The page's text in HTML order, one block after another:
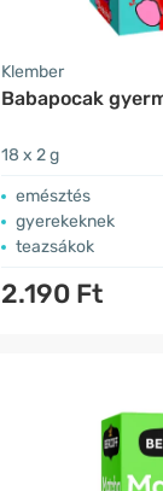
Klember
Babapocak
18 x 2 g
emésztés
gyerekeknek
teazsákok
2.190 Ft